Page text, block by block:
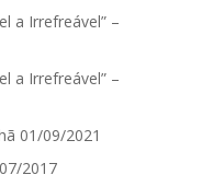
a Irrefreável” –
a Irrefreável” –
01/09/2021
2017